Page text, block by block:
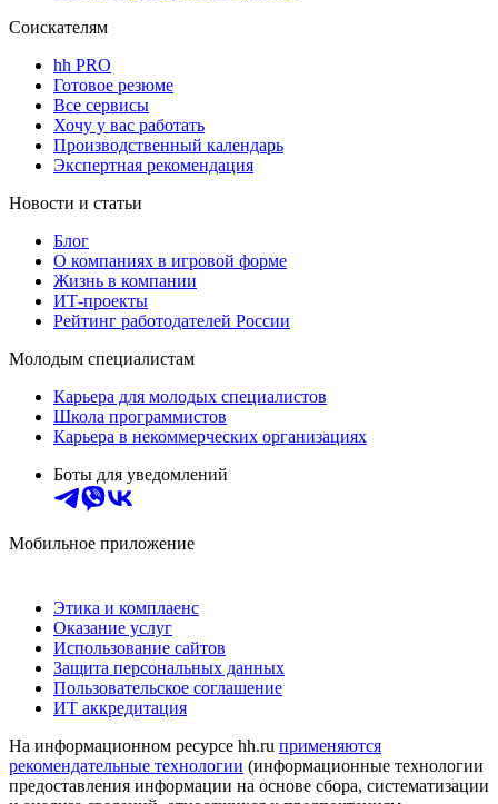
Соискателям
hh PRO
Готовое резюме
Все сервисы
Хочу у вас работать
Производственный календарь
Экспертная рекомендация
Новости и статьи
Блог
О компаниях в игровой форме
Жизнь в компании
ИТ-проекты
Рейтинг работодателей России
Молодым специалистам
Карьера для молодых специалистов
Школа программистов
Карьера в некоммерческих организациях
Боты для уведомлений
Мобильное приложение
Этика и комплаенс
Оказание услуг
Использование сайтов
Защита персональных данных
Пользовательское соглашение
ИТ аккредитация
На информационном ресурсе hh.ru применяются
рекомендательные технологии (информационные технологии
предоставления информации на основе сбора, систематизации